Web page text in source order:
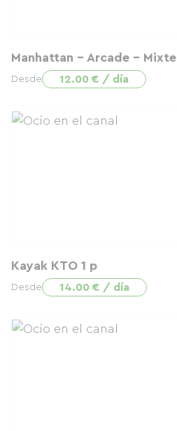
Manhattan - Arcade - Mixte
Desde 12.00 € / día
Kayak KTO 1 p
Desde 14.00 € / día